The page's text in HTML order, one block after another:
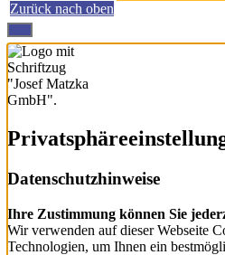
Zurück nach oben
Datenschutzhinweise
Ihre Zustimmung können Sie
Wir verwenden auf dieser Webseite
Technologien, um Ihnen ein